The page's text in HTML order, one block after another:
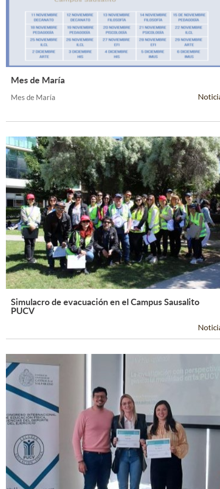
Mes de María
Mes de María
Leer Más +
Simulacro de evacuación en el Campus Sausalito
PUCV